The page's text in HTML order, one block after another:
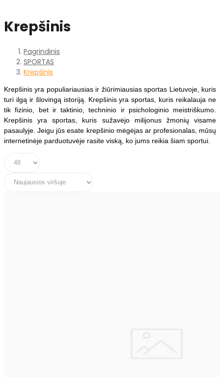
Krepšinis
Pagrindinis
SPORTAS
Krepšinis
Krepšinis yra populiariausias ir žiūrimiausias sportas Lietuvoje, kuris
turi ilgą ir šlovingą istoriją. Krepšinis yra sportas, kuris reikalauja ne
tik fizinio, bet ir taktinio, techninio ir psichologinio meistriškumo.
Krepšinis yra sportas, kuris sužavėjo milijonus žmonių visame
pasaulyje. Jeigu jūs esate krepšinio mėgėjas ar profesionalas, mūsų
internetinėje parduotuvėje rasite viską, ko jums reikia šiam sportui.